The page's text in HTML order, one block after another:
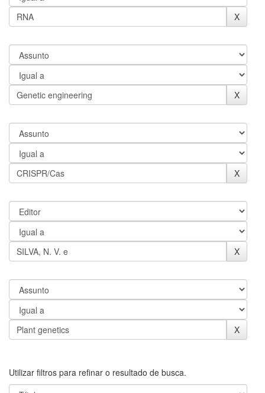
Utilizar filtros para refinar o resultado de busca.